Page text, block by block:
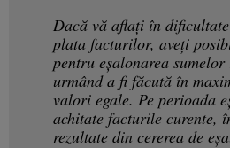
Dacă vă aflați în
plata facturilor, aveți
pentru eșalonarea
urmând a fi făcută în
valori egale. Pe perioada
achitate facturile curente,
rezultate din cererea de